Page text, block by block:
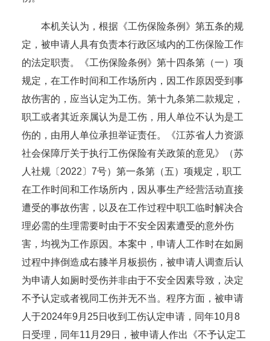
本机关认为，根据《工伤保险条例》第五条的规
定，被申请人具有负责本行政区域内的工伤保险工作
的法定职责。《工伤保险条例》第十四条第（一）项
规定，在工作时间和工作场所内，因工作原因受到事
故伤害的，应当认定为工伤。第十九条第二款规定，
职工或者其近亲属认为是工伤，用人单位不认为是工
伤的，由用人单位承担举证责任。《江苏省人力资源
社会保障厅关于执行工伤保险有关政策的意见》（苏
人社规〔2022〕7号）第一条第（五）项规定，职工
在工作时间和工作场所内，因从事生产经营活动直接
遭受的事故伤害，以及在工作过程中职工临时解决合
理必需的生理需要时由于不安全因素遭受的意外伤
害，均视为工作原因。本案中，申请人工作时在如厕
过程中摔倒造成右膝半月板损伤，被申请人调查后认
为申请人如厕时受伤并非由于不安全因素导致，决定
不予认定或者视同工伤并无不当。程序方面，被申请
人于2024年9月25日收到工伤认定申请，同年10月8
日受理，同年11月29日，被申请人作出《不予认定工